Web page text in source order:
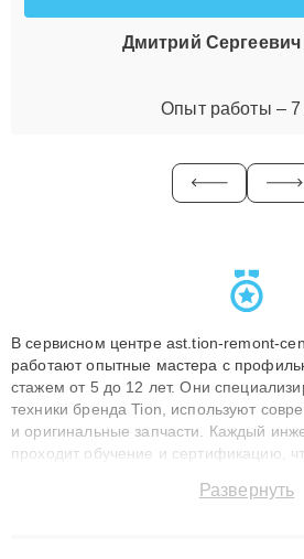
Дмитрий
Опыт работы – 7
В сервисном центре ast.tion-remont-
работают опытные мастера с
стажем от 5 до 12 лет. Они
техники бренда Tion, используют
и оригинальные запчасти. Каждый
проходит обучение и сертификацию,
сохранением гарантии до 3 лет. Наши
Развернуть